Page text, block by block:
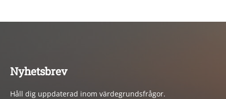
Nyhetsbrev
Håll dig uppdaterad inom värdegrundsfrågor.